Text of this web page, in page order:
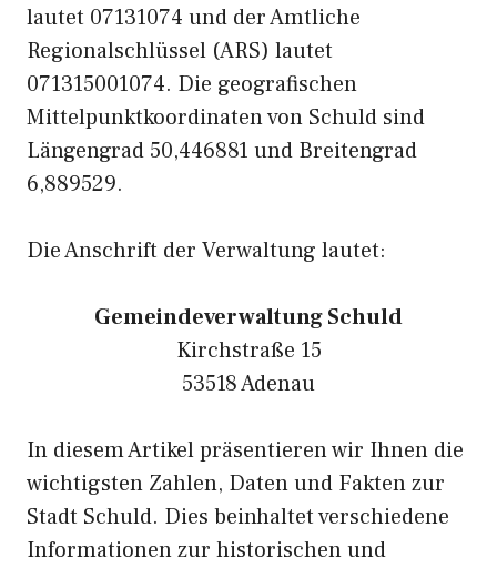
lautet 07131074 und der Amtliche
Regionalschlüssel (ARS) lautet
071315001074. Die geografischen
Mittelpunktkoordinaten von Schuld sind
Längengrad 50,446881 und Breitengrad
6,889529.
Die Anschrift der Verwaltung lautet:
Gemeindeverwaltung Schuld
Kirchstraße 15
53518 Adenau
In diesem Artikel präsentieren wir Ihnen die
wichtigsten Zahlen, Daten und Fakten zur
Stadt Schuld. Dies beinhaltet verschiedene
Informationen zur historischen und